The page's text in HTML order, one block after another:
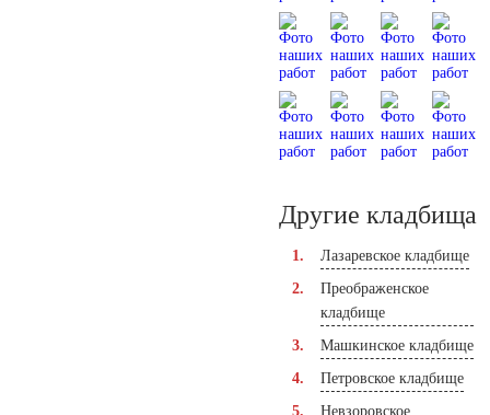
Другие кладбища
Лазаревское кладбище
Преображенское
кладбище
Машкинское кладбище
Петровское кладбище
Невзоровское